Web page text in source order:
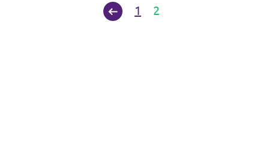
1 2